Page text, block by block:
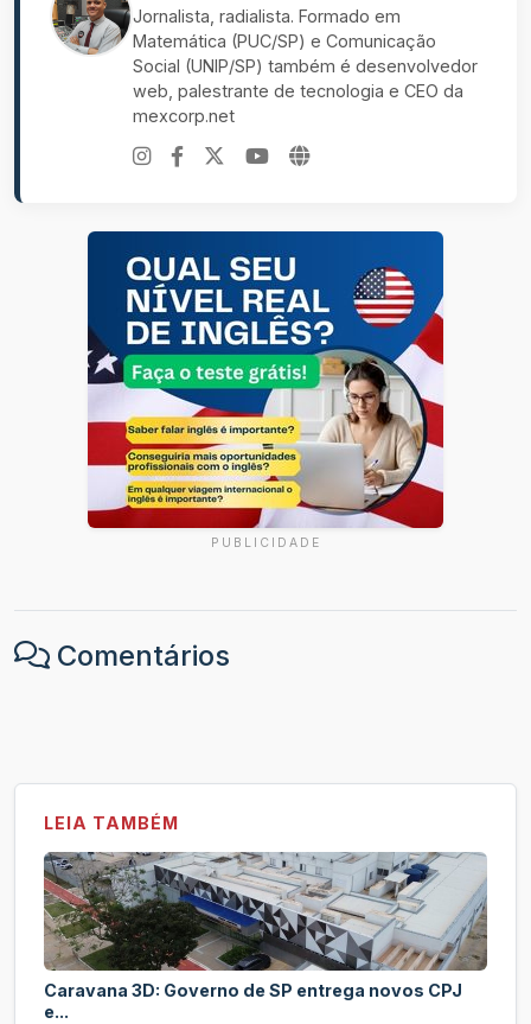
Jornalista, radialista. Formado em
Matemática (PUC/SP) e Comunicação
Social (UNIP/SP) também é desenvolvedor
web, palestrante de tecnologia e CEO da
mexcorp.net
PUBLICIDADE
Comentários
LEIA TAMBÉM
Caravana 3D: Governo de SP entrega novos CPJ
e...